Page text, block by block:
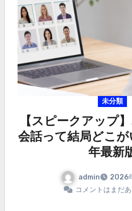
未分類
【スピークアップ
会話って結局どこ
年最新
admin
2026
コメントはまだ